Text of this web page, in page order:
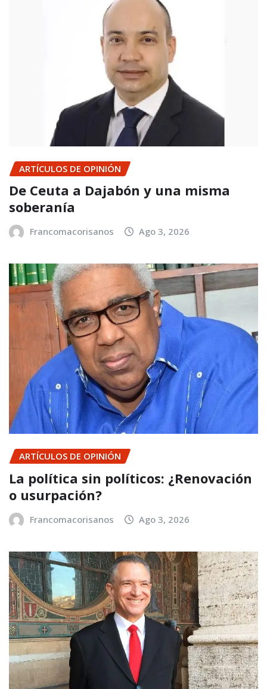
ARTÍCULOS DE OPINIÓN
De Ceuta a Dajabón y una misma
soberanía
Francomacorisanos Ago 3, 2026
ARTÍCULOS DE OPINIÓN
La política sin políticos: ¿Renovación
o usurpación?
Francomacorisanos Ago 3, 2026